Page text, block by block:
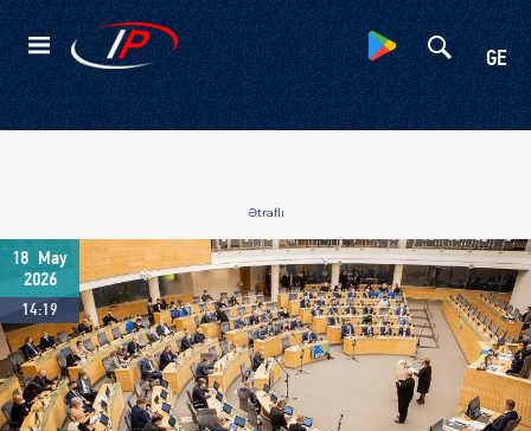
GE
Kateqoriyalar
Ətraflı
18
May
2026
14:19